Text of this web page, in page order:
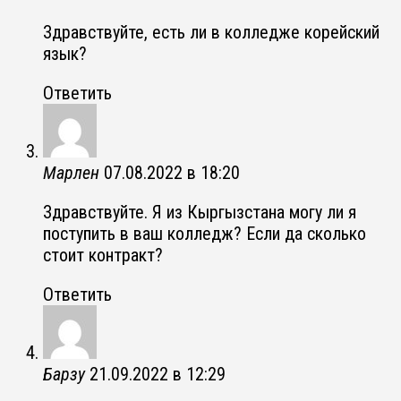
Здравствуйте, есть ли в колледже корейский
язык?
Ответить
Марлен 07.08.2022 в 18:20
Здравствуйте. Я из Кыргызстана могу ли я
поступить в ваш колледж? Если да сколько
стоит контракт?
Ответить
Барзу 21.09.2022 в 12:29